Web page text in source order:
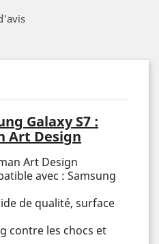
Galaxy S7 :
Art Design
Art Design
avec : Samsung
de qualité, surface
contre les chocs et